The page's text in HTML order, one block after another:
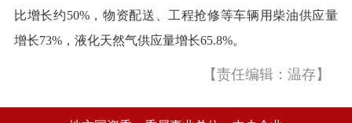
比增长约50%，物资配送、工程抢修等车辆用柴油供应量
增长73%，液化天然气供应量增长65.8%。
【责任编辑：温存】